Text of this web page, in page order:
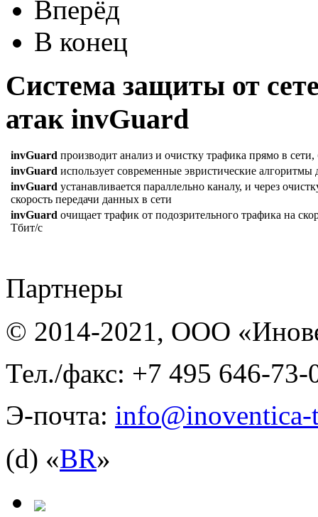
Вперёд
В конец
Система защиты от
атак invGuard
invGuard производит анализ и очистку трафика прямо в сети,
invGuard использует современные эвристические
invGuard устанавливается параллельно каналу, и через
скорость передачи данных в сети
invGuard очищает трафик от подозрительного трафика на
Тбит/с
Партнеры
© 2014-2021, ООО
Тел./факс: +7 495 646-73-
Э-почта: info@inoventica-
(d) «BR»